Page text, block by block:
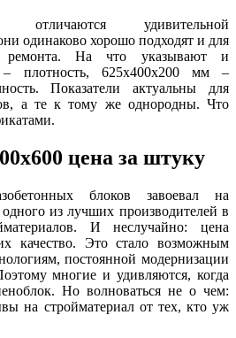
отличаются удивительной
одинаково хорошо подходят и для
ремонта. На что указывают и
– плотность, 625х400х200 мм –
Показатели актуальны для
а те к тому же однородны. Что
цена за штуку
блоков завоевал на
из лучших производителей в
И неслучайно: цена
качество. Это стало возможным
постоянной модернизации
многие и удивляются, когда
Но волноваться не о чем:
на стройматериал от тех, кто уж